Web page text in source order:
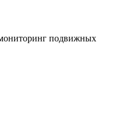
мониторинг подвижных